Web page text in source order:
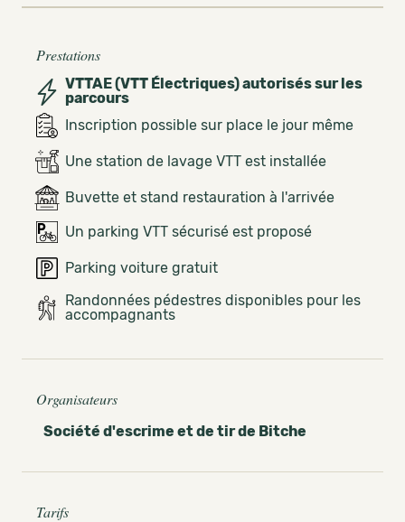
Prestations
VTTAE (VTT Électriques) autorisés sur les
parcours
Inscription possible sur place le jour même
Une station de lavage VTT est installée
Buvette et stand restauration à l'arrivée
Un parking VTT sécurisé est proposé
Parking voiture gratuit
Randonnées pédestres disponibles pour les
accompagnants
Organisateurs
Société d'escrime et de tir de Bitche
Tarifs